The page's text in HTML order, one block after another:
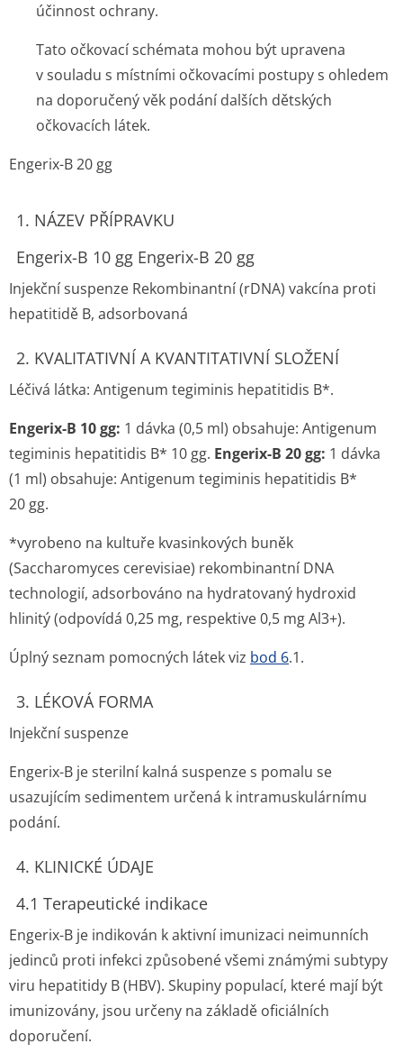
účinnost ochrany.
Tato očkovací schémata mohou být upravena
v souladu s místními očkovacími postupy s ohledem
na doporučený věk podání dalších dětských
očkovacích látek.
Engerix-B 20 gg
1. NÁZEV PŘÍPRAVKU
Engerix-B 10 gg Engerix-B 20 gg
Injekční suspenze Rekombinantní (rDNA) vakcína proti
hepatitidě B, adsorbovaná
2. KVALITATIVNÍ A KVANTITATIVNÍ SLOŽENÍ
Léčivá látka: Antigenum tegiminis hepatitidis B*.
Engerix-B 10 gg: 1 dávka (0,5 ml) obsahuje: Antigenum
tegiminis hepatitidis B* 10 gg. Engerix-B 20 gg: 1 dávka
(1 ml) obsahuje: Antigenum tegiminis hepatitidis B*
20 gg.
*vyrobeno na kultuře kvasinkových buněk
(Saccharomyces cerevisiae) rekombinantní DNA
technologií, adsorbováno na hydratovaný hydroxid
hlinitý (odpovídá 0,25 mg, respektive 0,5 mg Al3+).
Úplný seznam pomocných látek viz bod 6.1.
3. LÉKOVÁ FORMA
Injekční suspenze
Engerix-B je sterilní kalná suspenze s pomalu se
usazujícím sedimentem určená k intramuskulárnímu
podání.
4. KLINICKÉ ÚDAJE
4.1 Terapeutické indikace
Engerix-B je indikován k aktivní imunizaci neimunních
jedinců proti infekci způsobené všemi známými subtypy
viru hepatitidy B (HBV). Skupiny populací, které mají být
imunizovány, jsou určeny na základě oficiálních
doporučení.